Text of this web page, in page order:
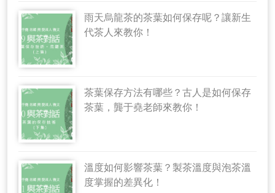
雨天烏龍茶的茶葉如何保存呢？讓新生
代茶人來教你！
茶葉保存方法有哪些？古人是如何保存
茶葉，龔于堯老師來教你！
溫度如何影響茶葉？製茶溫度與泡茶溫
度掌握的差異化！